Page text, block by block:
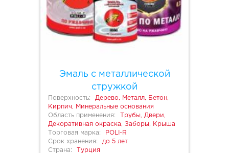
Эмаль с металлической
стружкой
Поверхность:
Дерево, Металл, Бетон,
Кирпич, Минеральные основания
Область применения:
Трубы, Двери,
Декоративная окраска, Заборы, Крыша
Торговая марка:
POLI-R
Срок хранения:
до 5 лет
Страна:
Турция